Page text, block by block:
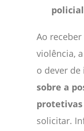
policial
Ao
violência,
o dever de
sobre a
protetivas
solicitar.